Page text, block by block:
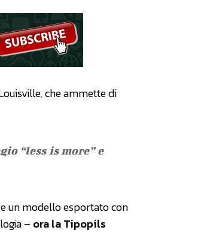
che ammette di
“less is more” e
un modello esportato con
– ora la Tipopils